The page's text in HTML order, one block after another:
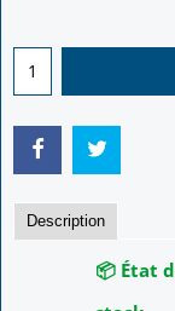
Description
📦 État